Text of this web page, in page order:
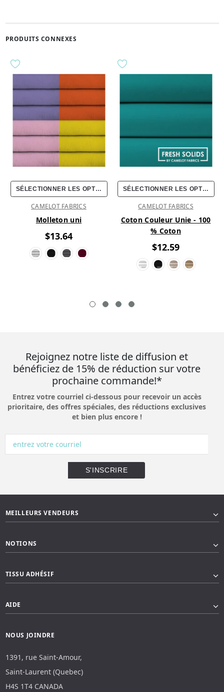
PRODUITS CONNEXES
SÉLECTIONNER LES OPTIONS
CAMELOT FABRICS
Molleton uni
$13.64
SÉLECTIONNER LES OPTIONS
CAMELOT FABRICS
Coton Couleur Unie - 100
% Coton
$12.59
Rejoignez notre liste de diffusion et
bénéficiez de 15% de réduction sur votre
prochaine commande!*
Entrez votre courriel ci-dessous pour recevoir un accès
prioritaire, des offres spéciales, des réductions exclusives
et bien plus encore !
MEILLEURS VENDEURS
NOTIONS
TISSU ADHÉSIF
AIDE
NOUS JOINDRE
1391, rue Saint-Amour,
Saint-Laurent (Quebec)
H4S 1T4 CANADA